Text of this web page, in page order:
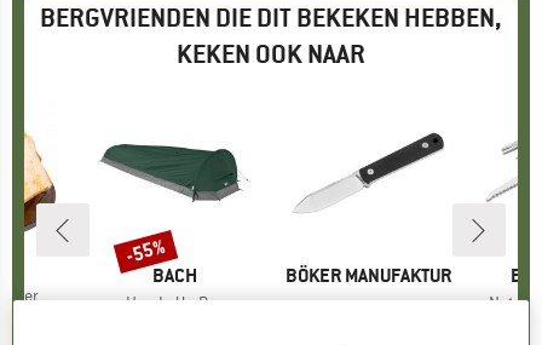
BERGVRIENDEN DIE DIT BEKEKEN HEBBEN,
KEKEN OOK NAAR
MERK
BACH
Artikel
Heads Up Pro
Korting
-55%
MERK
BÖKER MANUFAKTUR
Artikel